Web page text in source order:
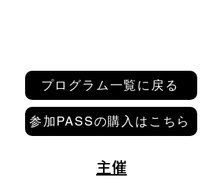
プログラム一覧に戻る
参加PASSの購入はこちら
主催